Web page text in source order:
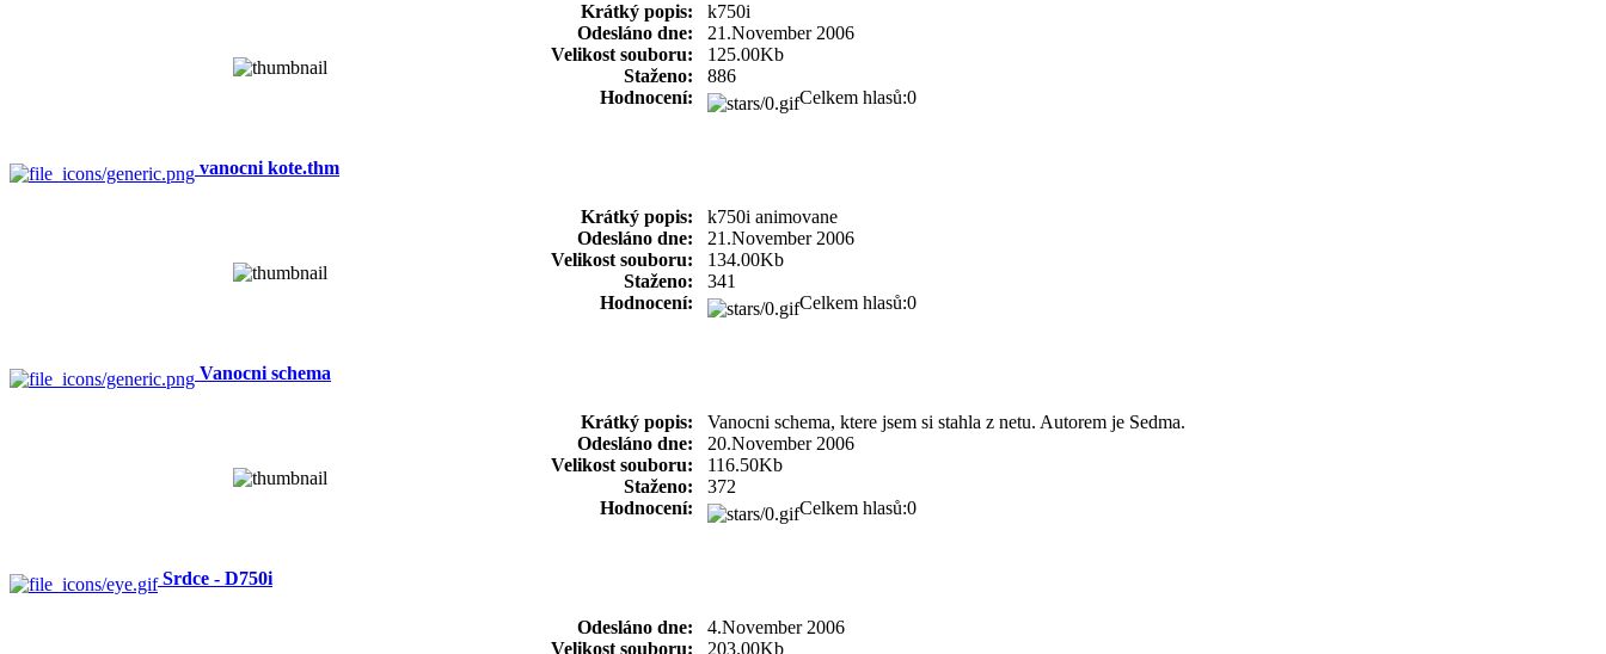
Krátký popis:
k750i
Odesláno dne:
21.November 2006
Velikost souboru:
125.00Kb
Staženo:
886
Hodnocení:
Celkem hlasů:0
vanocni kote.thm
Krátký popis:
k750i animovane
Odesláno dne:
21.November 2006
Velikost souboru:
134.00Kb
Staženo:
341
Hodnocení:
Celkem hlasů:0
Vanocni schema
Krátký popis:
Vanocni schema, ktere jsem si stahla z netu. Autorem je Sedma.
Odesláno dne:
20.November 2006
Velikost souboru:
116.50Kb
Staženo:
372
Hodnocení:
Celkem hlasů:0
Srdce - D750i
Odesláno dne:
4.November 2006
Velikost souboru:
203.00Kb